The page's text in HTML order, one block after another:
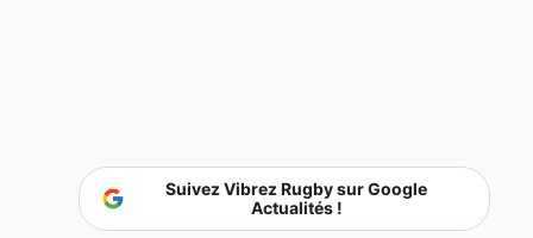
Suivez Vibrez Rugby sur Google
Actualités !